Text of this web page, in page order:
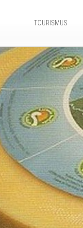
TOURISMUS